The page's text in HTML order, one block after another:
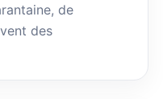
de
des